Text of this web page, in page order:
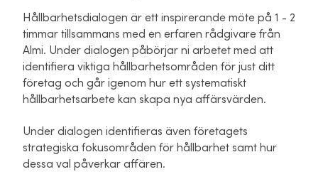
Hållbarhetsdialogen är ett inspirerande möte på 1 - 2
timmar tillsammans med en erfaren rådgivare från
Almi. Under dialogen påbörjar ni arbetet med att
identifiera viktiga hållbarhetsområden för just ditt
företag och går igenom hur ett systematiskt
hållbarhetsarbete kan skapa nya affärsvärden.
Under dialogen identifieras även företagets
strategiska fokusområden för hållbarhet samt hur
dessa val påverkar affären.